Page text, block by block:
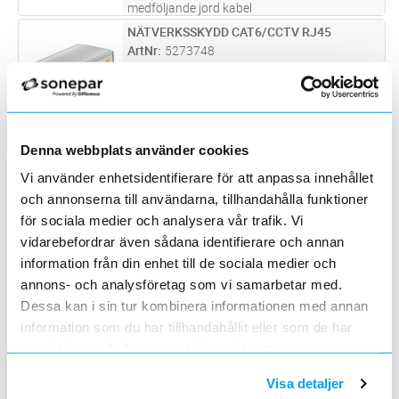
Denna webbplats använder cookies
Vi använder enhetsidentifierare för att anpassa innehållet
och annonserna till användarna, tillhandahålla funktioner
för sociala medier och analysera vår trafik. Vi
vidarebefordrar även sådana identifierare och annan
information från din enhet till de sociala medier och
annons- och analysföretag som vi samarbetar med.
Dessa kan i sin tur kombinera informationen med annan
information som du har tillhandahållit eller som de har
samlat in när du har använt deras tjänster.
Visa detaljer
medföljande jord kabel
ST Lägg i kundvagn
NÄTVERKSSKYDD CAT6/CCTV RJ45
ArtNr 5273748
För montage LPZ0-1. Jord via skena eller
ArtNr 5270991
Överspänningsskydd nätfinskydd typ 3 enligt
SS EN 61643-11 för montering av
normkapsling. Avsedd för lik- och
växelspänningssystem. Med optisk
funktionsindikering. Med monteringsvänliga,
skruvlösa...läs mer
ST Lägg i kundvagn
SIGNALSKYDD
ArtNr 5271015
Varumärke
OBO BETTERMANN
Koaxiala dataledningsskydd . Grovskydd .
Hög belastningskapacitet för impulsström 2 x
2,5 kA (10/350). Enkel montering
ST Lägg i kundvagn
PATRON V50BC0
V 50-B+C/0...: CombiController-överdel -